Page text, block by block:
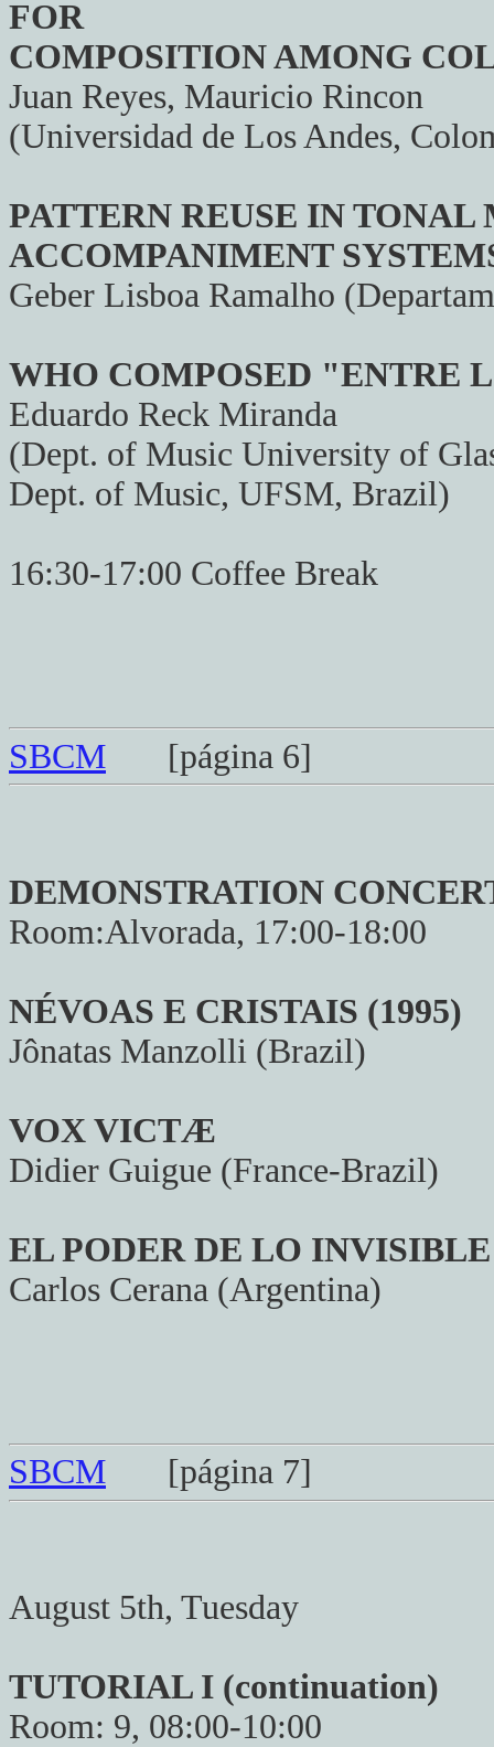
FOR
COMPOSITION AMONG
Juan Reyes, Mauricio Rincon
(Universidad de Los Andes,
PATTERN REUSE IN
ACCOMPANIMENT
Geber Lisboa Ramalho
WHO COMPOSED "ENTRE
Eduardo Reck Miranda
(Dept. of Music University of
Dept. of Music, UFSM, Brazil)
16:30-17:00 Coffee Break
SBCM [página 6]
DEMONSTRATION
Room:Alvorada, 17:00-18:00
NÉVOAS E CRISTAIS (1995)
Jônatas Manzolli (Brazil)
VOX VICTÆ
Didier Guigue (France-Brazil)
EL PODER DE LO INVISIBLE
Carlos Cerana (Argentina)
SBCM [página 7]
August 5th, Tuesday
TUTORIAL I (continuation)
Room: 9, 08:00-10:00